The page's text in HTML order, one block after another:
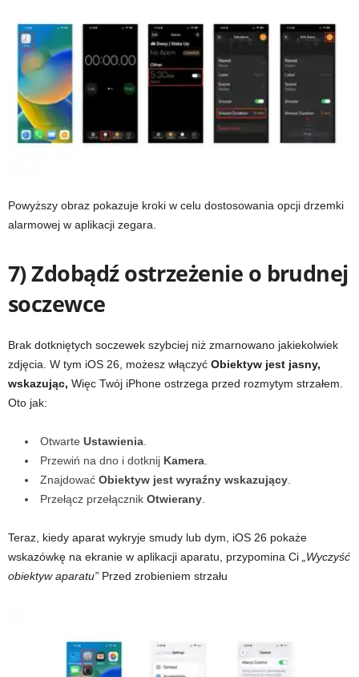
Powyższy obraz pokazuje kroki w celu dostosowania opcji drzemki
alarmowej w aplikacji zegara.
7) Zdobądź ostrzeżenie o brudnej
soczewce
Brak dotkniętych soczewek szybciej niż zmarnowano jakiekolwiek
zdjęcia. W tym iOS 26, możesz włączyć Obiektyw jest jasny,
wskazując, Więc Twój iPhone ostrzega przed rozmytym strzałem.
Oto jak:
Otwarte Ustawienia.
Przewiń na dno i dotknij Kamera.
Znajdować Obiektyw jest wyraźny wskazujący.
Przełącz przełącznik Otwierany.
Teraz, kiedy aparat wykryje smudy lub dym, iOS 26 pokaże
wskazówkę na ekranie w aplikacji aparatu, przypomina Ci „Wyczyść
obiektyw aparatu” Przed zrobieniem strzału